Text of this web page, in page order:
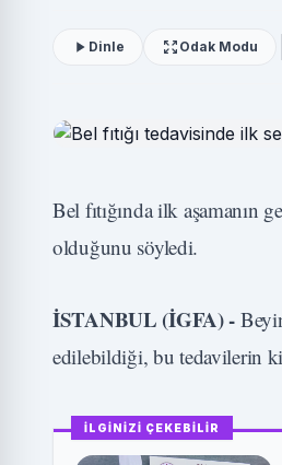
Dinle Odak Modu
Bel fıtığında ilk aşamanın
olduğunu söyledi.
İSTANBUL (İGFA) -
edilebildiği, bu tedavilerin
İLGİNİZİ ÇEKEBİLİR